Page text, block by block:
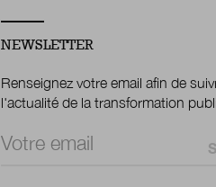
NEWSLETTER
Renseignez votre email afin de
l'actualité de la transformation
Email *